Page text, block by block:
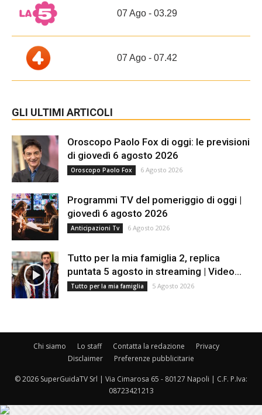
07 Ago - 03.29
07 Ago - 07.42
GLI ULTIMI ARTICOLI
Oroscopo Paolo Fox di oggi: le previsioni
di giovedì 6 agosto 2026
Oroscopo Paolo Fox 6 Agosto 2026
Programmi TV del pomeriggio di oggi |
giovedì 6 agosto 2026
Anticipazioni Tv 6 Agosto 2026
Tutto per la mia famiglia 2, replica
puntata 5 agosto in streaming | Video...
Tutto per la mia famiglia 5 Agosto 2026
Chi siamo Lo staff Contatta la redazione
Privacy
Disclaimer
Preferenze pubblicitarie
© 2026 SuperGuidaTV Srl | Via Cimarosa 65 - 80127 Napoli | C.F. P.Iva:
08723421213